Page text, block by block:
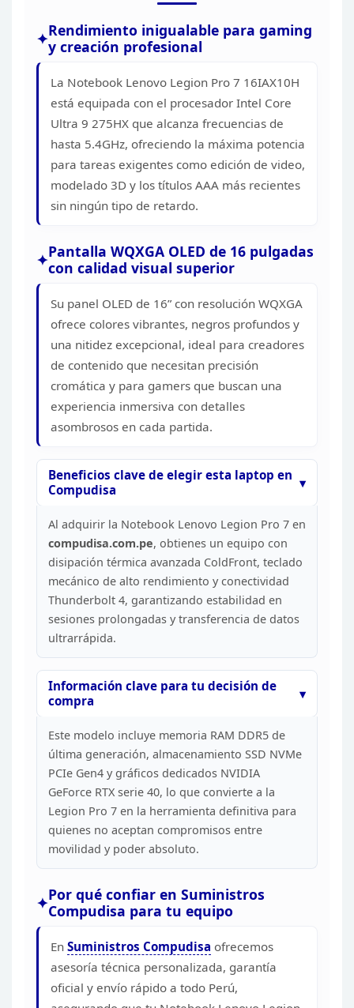
INCORPORA
CÁMARA WEB 5.0MP
ESPAÑOL (LA)
PUERTOS
1
ALIMENTACION
HDMI
2 X USB-A (USB 5GBPS /
1 X USB-A (USB 10GBPS /
TRANSFERENCIA DE
1 X HEADPHONE /
1 X ETHERNET (2.5GBE /
BATERIA
INTEGRADA
CAPACIDAD
IDIOMA DE TECLADO
DIMENSIONES
27.59 CM
ANCHO
ALTO
PESO
SISTEMA OPERATIVO
WINDOWS 11 HOME SL
Rendimiento inigualable para gaming
y creación profesional
La Notebook Lenovo Legion Pro 7 16IAX10H
está equipada con el procesador Intel Core
Ultra 9 275HX que alcanza frecuencias de
hasta 5.4GHz, ofreciendo la máxima potencia
para tareas exigentes como edición de video,
modelado 3D y los títulos AAA más recientes
sin ningún tipo de retardo.
Pantalla WQXGA OLED de 16 pulgadas
con calidad visual superior
Su panel OLED de 16” con resolución WQXGA
ofrece colores vibrantes, negros profundos y
una nitidez excepcional, ideal para creadores
de contenido que necesitan precisión
cromática y para gamers que buscan una
experiencia inmersiva con detalles
asombrosos en cada partida.
Beneficios clave de elegir esta laptop en
Compudisa
Al adquirir la Notebook Lenovo Legion Pro 7 en
compudisa.com.pe, obtienes un equipo con
disipación térmica avanzada ColdFront, teclado
mecánico de alto rendimiento y conectividad
Thunderbolt 4, garantizando estabilidad en
sesiones prolongadas y transferencia de datos
ultrarrápida.
Información clave para tu decisión de
compra
Este modelo incluye memoria RAM DDR5 de
última generación, almacenamiento SSD NVMe
PCIe Gen4 y gráficos dedicados NVIDIA
GeForce RTX serie 40, lo que convierte a la
Legion Pro 7 en la herramienta definitiva para
quienes no aceptan compromisos entre
movilidad y poder absoluto.
Por qué confiar en Suministros
Compudisa para tu equipo
En Suministros Compudisa ofrecemos
asesoría técnica personalizada, garantía
oficial y envío rápido a todo Perú,